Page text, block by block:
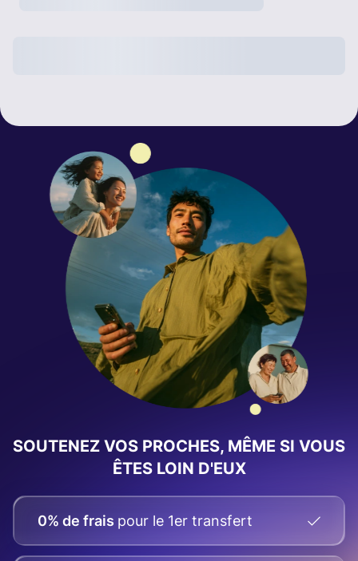
SOUTENEZ VOS PROCHES, MÊME SI VOUS
ÊTES LOIN D'EUX
0% de frais pour le 1er transfert